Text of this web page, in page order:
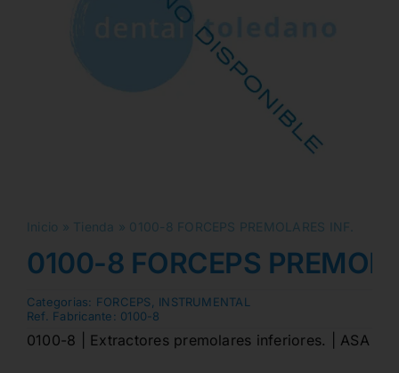
Inicio » Tienda » 0100-8 FORCEPS PREMOLARES INF.
0100-8 FORCEPS
Categorias: FORCEPS
INSTRUMENTAL
Ref. Fabricante: 0100-8
0100-8 | Extractores premolares inferiores. | ASA